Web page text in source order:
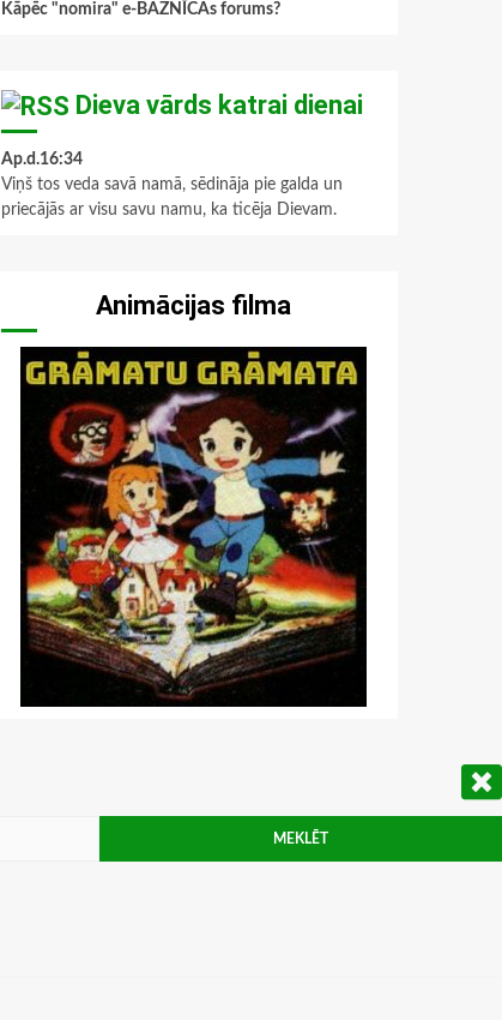
Kāpēc "nomira" e-BAZNĪCAs forums?
Dieva vārds katrai dienai
Ap.d.16:34
Viņš tos veda savā namā, sēdināja pie galda un
priecājās ar visu savu namu, ka ticēja Dievam.
Animācijas filma